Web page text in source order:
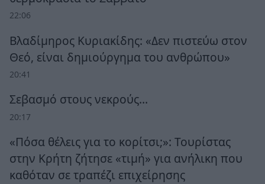
22:06
Βλαδίμηρος Κυριακίδης: «Δεν πιστεύω στον
Θεό, είναι δημιούργημα του ανθρώπου»
20:41
Σεβασμό στους νεκρούς…
20:17
«Πόσα θέλεις για το κορίτσι;»: Τουρίστας
στην Κρήτη ζήτησε «τιμή» για ανήλικη που
καθόταν σε τραπέζι επιχείρησης